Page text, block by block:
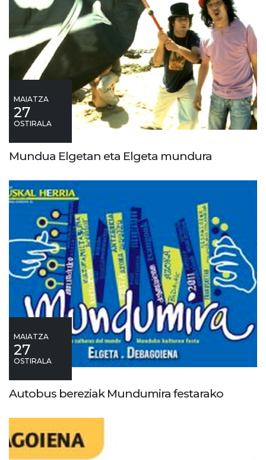
MAIATZA
27
OSTIRALA
Mundua Elgetan eta Elgeta mundura
MAIATZA
27
OSTIRALA
Autobus bereziak Mundumira festarako